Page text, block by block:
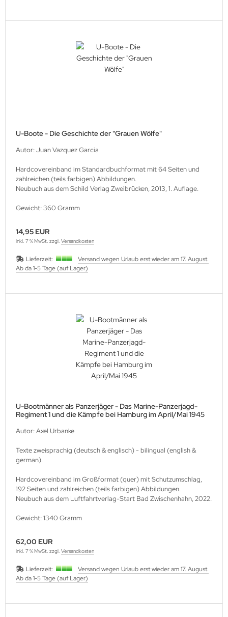
U-Boote - Die Geschichte der "Grauen Wölfe"
Autor: Juan Vazquez Garcia
Hardcovereinband im Standardbuchformat mit 64 Seiten und
zahlreichen (teils farbigen) Abbildungen.
Neubuch aus dem Schild Verlag Zweibrücken, 2013, 1. Auflage.
Gewicht: 360 Gramm
14,95 EUR
inkl. 7 % MwSt. zzgl. Versandkosten
Lieferzeit:
Versand wegen Urlaub erst wieder am 17. August.
Ab da 1-5 Tage (auf Lager)
U-Bootmänner als Panzerjäger - Das Marine-Panzerjagd-
Regiment 1 und die Kämpfe bei Hamburg im April/Mai 1945
Autor: Axel Urbanke
Texte zweisprachig (deutsch & englisch) - bilingual (english &
german).
Hardcovereinband im Großformat (quer) mit Schutzumschlag,
192 Seiten und zahlreichen (teils farbigen) Abbildungen.
Neubuch aus dem Luftfahrtverlag-Start Bad Zwischenhahn, 2022.
Gewicht: 1340 Gramm
62,00 EUR
inkl. 7 % MwSt. zzgl. Versandkosten
Lieferzeit:
Versand wegen Urlaub erst wieder am 17. August.
Ab da 1-5 Tage (auf Lager)